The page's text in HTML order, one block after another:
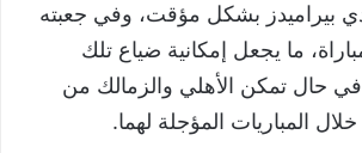
بيراميدز بشكل مؤقت، وفي جعبته
نقطة من 17 مباراة، ما يجعل إمكانية ضياع تلك
في حال تمكن الأهلي والزمالك من
المباريات المؤجلة لهما.